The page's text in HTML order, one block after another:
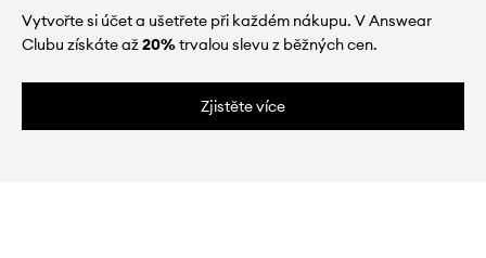
Vytvořte si účet a ušetřete při každém nákupu. V Answear
Clubu získáte až20%trvalou slevu z běžných cen.
Zjistěte více